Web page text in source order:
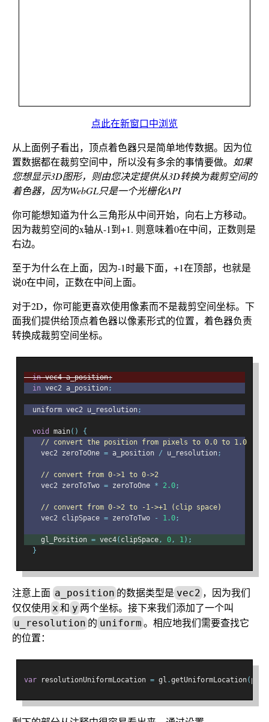
点此在新窗口中浏览
从上面例子看出，顶点着色器只是简单地传数据。因为位
置数据都在裁剪空间中，所以没有多余的事情要做。 如果
您想显示3D图形，则由您决定提供从3D转换为裁剪空间的
着色器，因为WebGL只是一个光栅化API
你可能想知道为什么三角形从中间开始，向右上方移动。
因为裁剪空间的x轴从-1到+1. 则意味着0在中间，正数则是
右边。
至于为什么在上面，因为-1时最下面，+1在顶部，也就是
说0在中间，正数在中间上面。
对于2D，你可能更喜欢使用像素而不是裁剪空间坐标。下
面我们提供给顶点着色器以像素形式的位置，着色器负责
转换成裁剪空间坐标。
in vec4 a_position;
in vec2 a_position;
  uniform vec2 u_resolution
;
void main()
{
// convert the position from pixels to 0.0 to 1.0
    vec2 zeroToOne
= a_position / u_resolution;
// convert from 0->1 to 0->2
    vec2 zeroToTwo
= zeroToOne * 2.0;
// convert from 0->2 to -1->+1 (clip space)
    vec2 clipSpace
= zeroToTwo - 1.0;
    gl_Position
= vec4( clipSpace, 0, 1);
}
注意上面 a_position 的数据类型是 vec2，因为我们
仅仅使用 x 和 y两个坐标。接下来我们添加了一个叫
u_resolution 的 uniform。相应地我们需要查找它
的位置：
var resolutionUniformLocation = gl .getUniformLocation(